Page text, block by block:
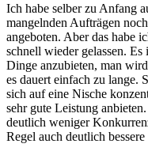
Ich habe selber zu Anfang
mangelnden Aufträgen
angeboten. Aber das habe
schnell wieder gelassen.
Dinge anzubieten, man
es dauert einfach zu lange.
sich auf eine Nische
sehr gute Leistung
deutlich weniger
Regel auch deutlich